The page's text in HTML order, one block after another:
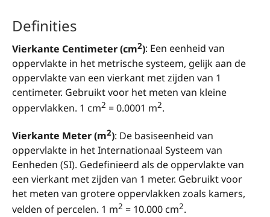
Definities
Vierkante Centimeter (cm2): Een eenheid van
oppervlakte in het metrische systeem, gelijk aan de
oppervlakte van een vierkant met zijden van 1
centimeter. Gebruikt voor het meten van kleine
oppervlakken. 1 cm2 = 0.0001 m2.
Vierkante Meter (m2): De basiseenheid van
oppervlakte in het Internationaal Systeem van
Eenheden (SI). Gedefinieerd als de oppervlakte van
een vierkant met zijden van 1 meter. Gebruikt voor
het meten van grotere oppervlakken zoals kamers,
velden of percelen. 1 m2 = 10.000 cm2.